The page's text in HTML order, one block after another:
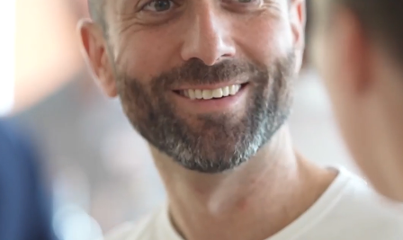
Välkommen in i
värmen
Vill du vara med och revolutionera
branschen? Då är du i gott sällskap. För att
lyckas med det tror vi att man måste våga
tänka nytt och utmana gamla idéer. Det är
då vi blir som bäst.